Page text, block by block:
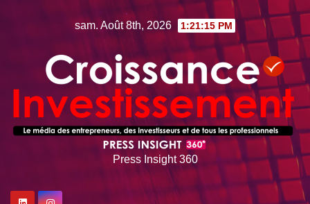
sam. Août 8th, 2026 1:21:16 PM
Press Insight 360